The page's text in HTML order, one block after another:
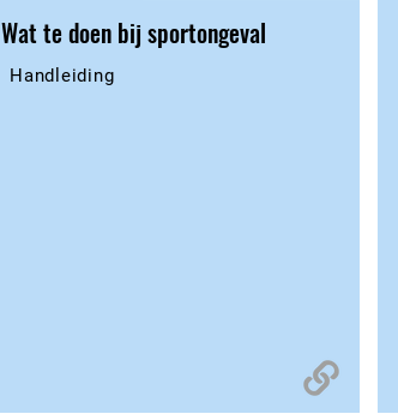
Wat te doen bij sportongeval
Handleiding